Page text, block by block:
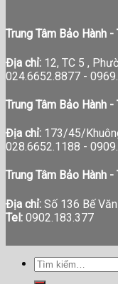
Trung Tâm Bảo Hành -
Địa chỉ: 12, TC 5 ,
024.6652.8877 -
Trung Tâm Bảo Hành -
Địa chỉ: 173/45/
028.6652.1188 -
Trung Tâm Bảo Hành -
Địa chỉ: Số 136 Bế
Tel: 0902.183.377
Tìm
kiếm: